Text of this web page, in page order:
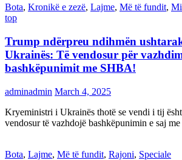
Bota, Kronikë e zezë, Lajme, Më të fundit,
top
Trump ndërpreu ndihmën
Ukrainës: Të vendosur për
bashkëpunimit me SHBA!
adminadmin March 4, 2025
Kryeministri i Ukrainës thotë se vendi i tij
vendosur të vazhdojë bashkëpunimin e saj
Bota, Lajme, Më të fundit, Rajoni, Speciale